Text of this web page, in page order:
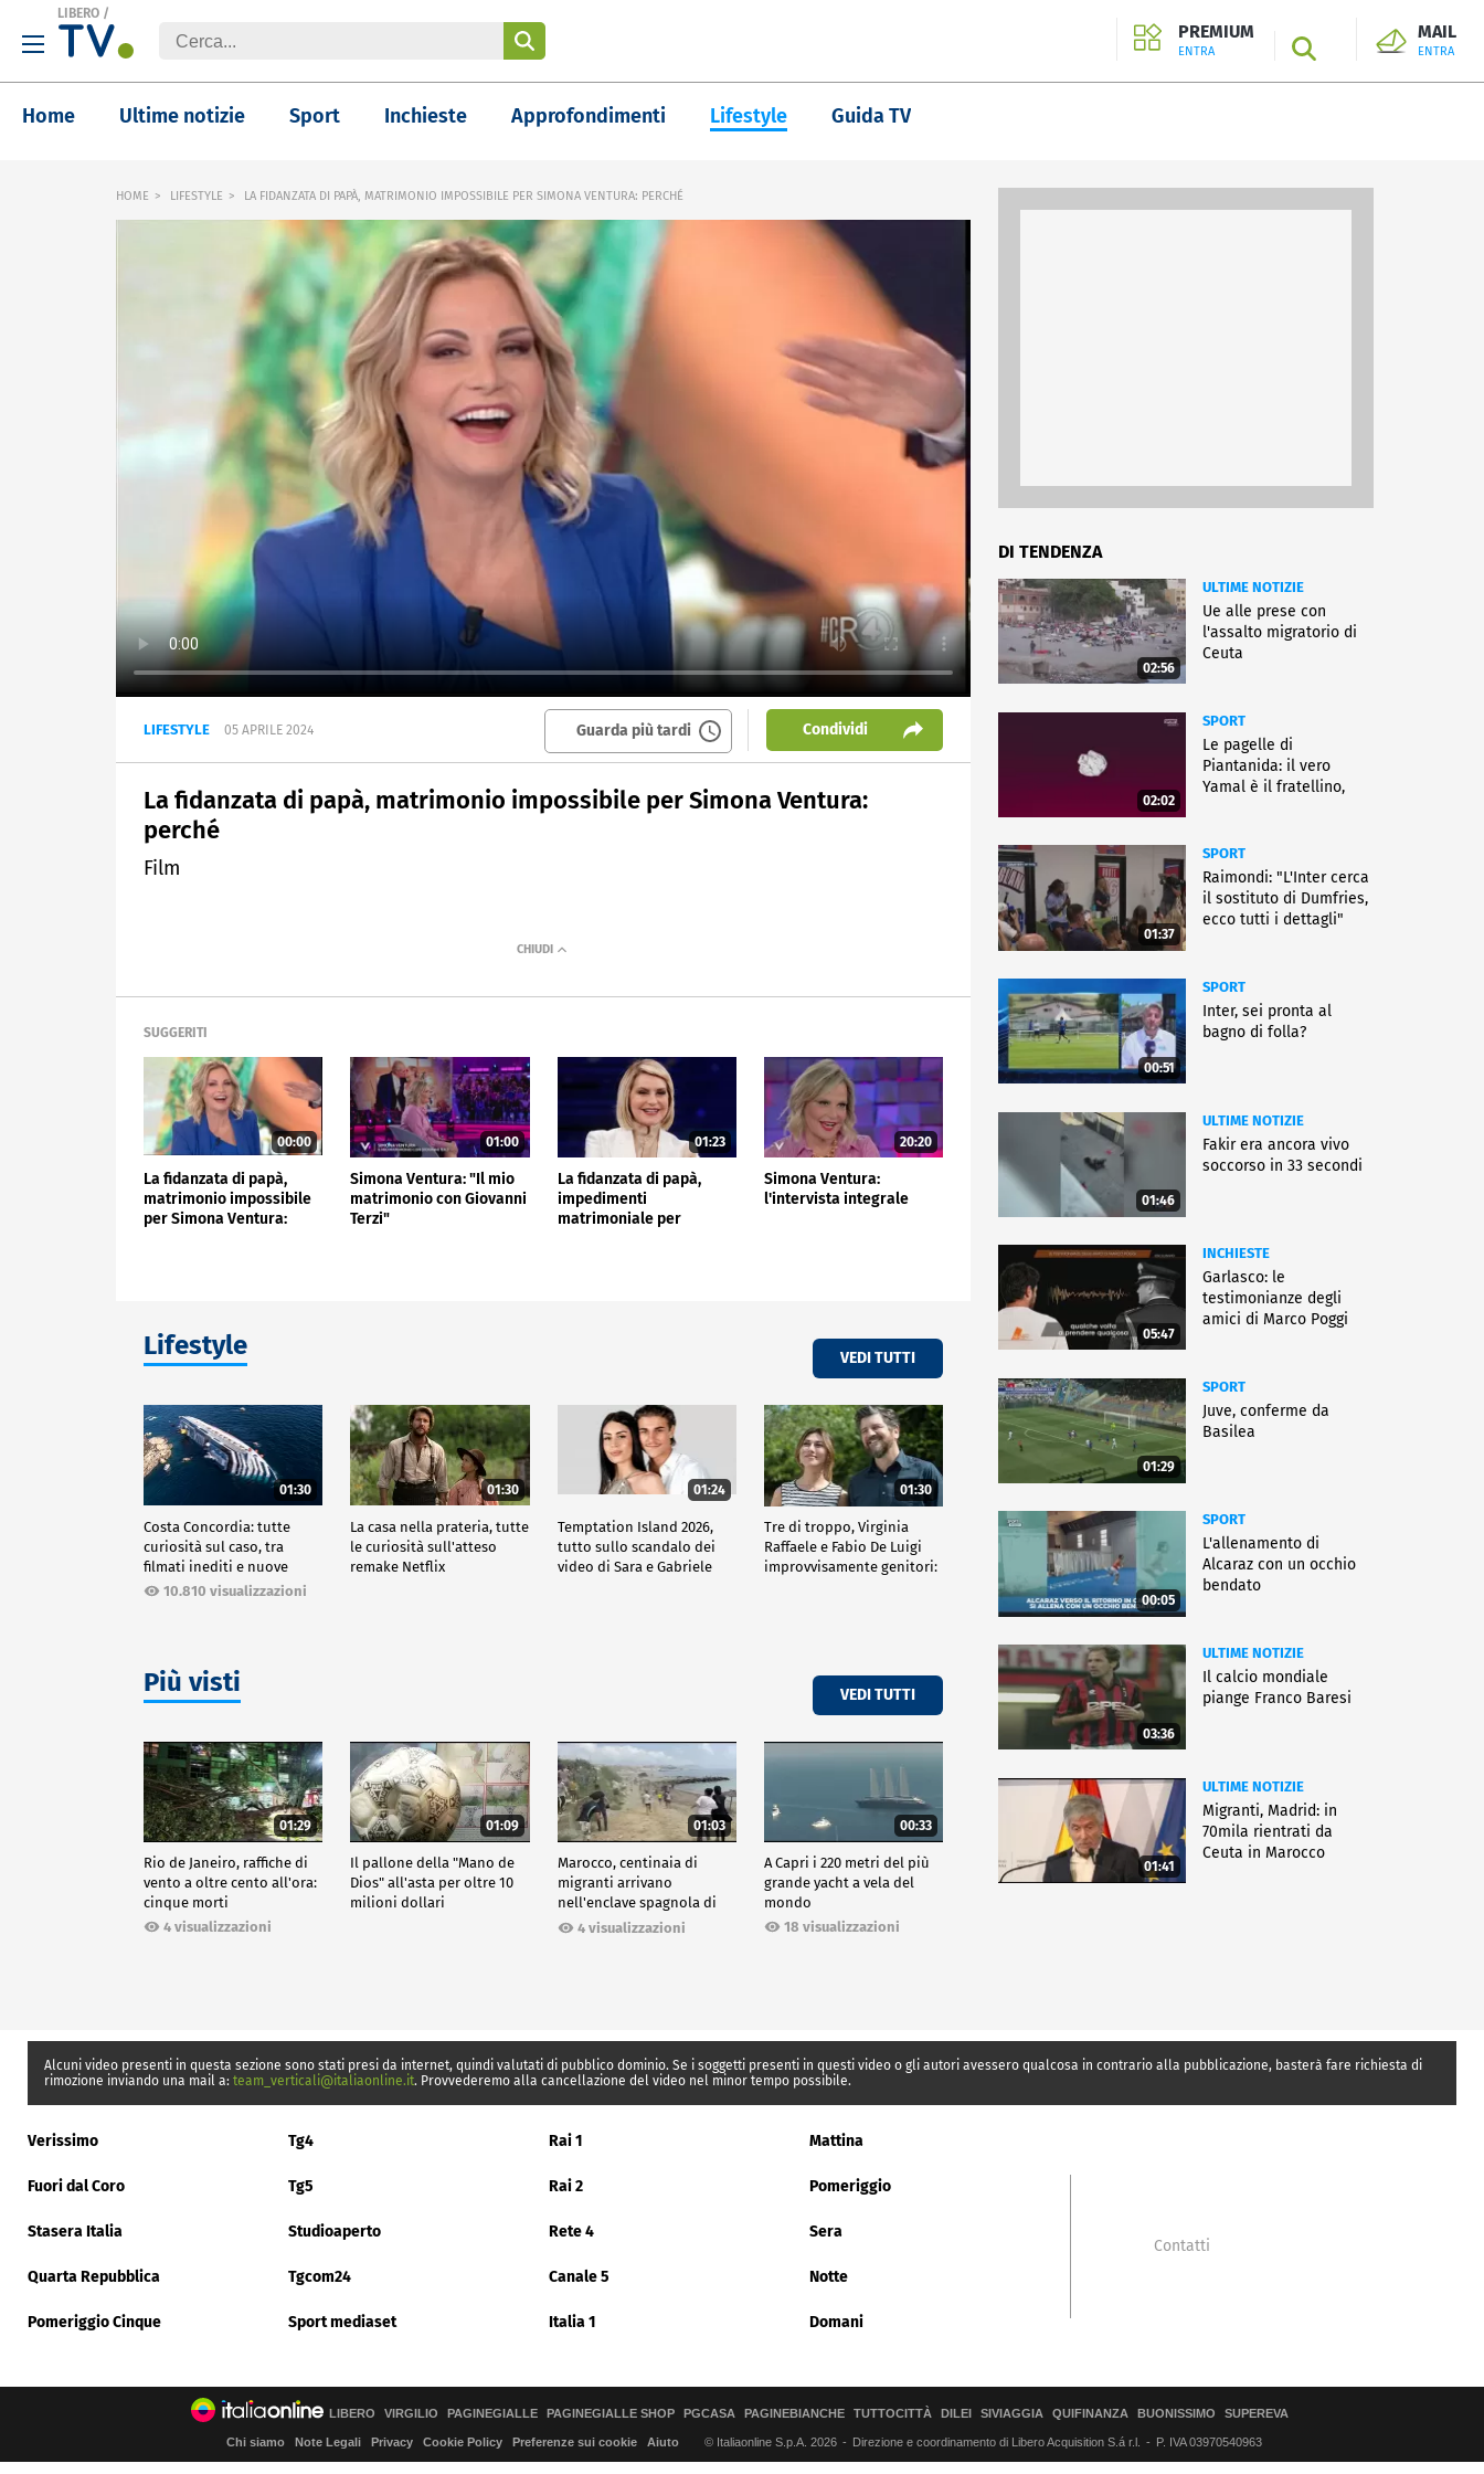
LIBERO /
PREMIUM
ENTRA SEARCH
MAIL
ENTRA
Home Ultime notizie Sport Inchieste Approfondimenti Lifestyle Guida TV
HOME LIFESTYLE LA FIDANZATA DI PAPÀ, MATRIMONIO IMPOSSIBILE PER SIMONA VENTURA: PERCHÉ
LIFESTYLE 05 APRILE 2024 Guarda più tardi Condividi
La fidanzata di papà, matrimonio impossibile per Simona Ventura:
perché
Film
SUGGERITI
00:00
La fidanzata di papà,
matrimonio impossibile
per Simona Ventura:
01:00
Simona Ventura: "Il mio
matrimonio con Giovanni
Terzi"
01:23
La fidanzata di papà,
impedimenti
matrimoniale per
20:20
Simona Ventura:
l'intervista integrale
Lifestyle VEDI TUTTI
01:30
Costa Concordia: tutte
curiosità sul caso, tra
filmati inediti e nuove
ricostruzioni
10.810 visualizzazioni
01:30
La casa nella prateria, tutte
le curiosità sull'atteso
remake Netflix
01:24
Temptation Island 2026,
tutto sullo scandalo dei
video di Sara e Gabriele
01:30
Tre di troppo, Virginia
Raffaele e Fabio De Luigi
improvvisamente genitori:
Più visti VEDI TUTTI
01:29
Rio de Janeiro, raffiche di
vento a oltre cento all'ora:
cinque morti
4 visualizzazioni
01:09
Il pallone della "Mano de
Dios" all'asta per oltre 10
milioni dollari
01:03
Marocco, centinaia di
migranti arrivano
nell'enclave spagnola di
Ceuta4 visualizzazioni
00:33
A Capri i 220 metri del più
grande yacht a vela del
mondo
18 visualizzazioni
DI TENDENZA
02:56
ULTIME NOTIZIE
Ue alle prese con
l'assalto migratorio di
Ceuta
02:02
SPORT
Le pagelle di
Piantanida: il vero
Yamal è il fratellino,
01:37
SPORT
Raimondi: "L'Inter cerca
il sostituto di Dumfries,
ecco tutti i dettagli"
00:51
SPORT
Inter, sei pronta al
bagno di folla?
01:46
ULTIME NOTIZIE
Fakir era ancora vivo
soccorso in 33 secondi
05:47
INCHIESTE
Garlasco: le
testimonianze degli
amici di Marco Poggi
01:29
SPORT
Juve, conferme da
Basilea
00:05
SPORT
L'allenamento di
Alcaraz con un occhio
bendato
03:36
ULTIME NOTIZIE
Il calcio mondiale
piange Franco Baresi
01:41
ULTIME NOTIZIE
Migranti, Madrid: in
70mila rientrati da
Ceuta in Marocco
Alcuni video presenti in questa sezione sono stati presi da internet, quindi valutati di pubblico dominio. Se i soggetti presenti in questi video o gli autori avessero qualcosa in contrario alla pubblicazione, basterà fare richiesta di
rimozione inviando una mail a: team_verticali@italiaonline.it. Provvederemo alla cancellazione del video nel minor tempo possibile.
Verissimo Tg4 Rai 1 Mattina
Fuori dal Coro Tg5 Rai 2 Pomeriggio
Stasera Italia Studioaperto Rete 4 Sera
Quarta Repubblica Tgcom24 Canale 5 Notte
Pomeriggio Cinque Sport mediaset Italia 1 Domani
Contatti
LIBERO VIRGILIO PAGINEGIALLE PAGINEGIALLE SHOP PGCASA PAGINEBIANCHE TUTTOCITTÀ DILEI SIVIAGGIA QUIFINANZA BUONISSIMO SUPEREVA
Chi siamo Note Legali Privacy Cookie Policy Preferenze sui cookie Aiuto © Italiaonline S.p.A. 2026 Direzione e coordinamento di Libero Acquisition S.á r.l. P. IVA 03970540963